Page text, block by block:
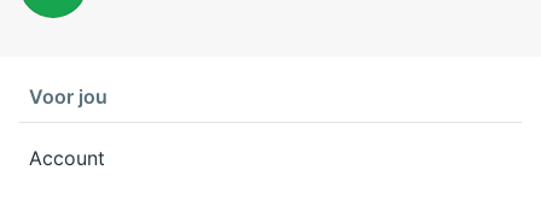
Voor jou
Account